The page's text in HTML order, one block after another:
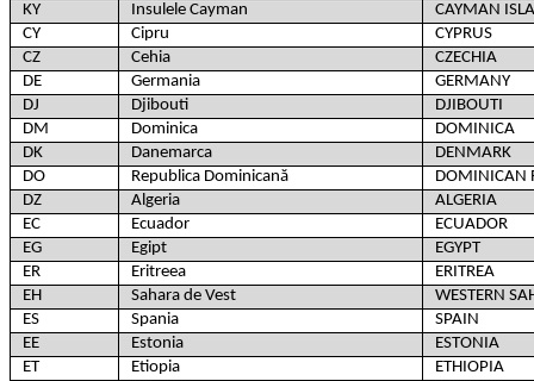
KY
Insulele Cayman
CAYMAN
CY
Cipru
CYPRUS
CZ
Cehia
CZECHIA
DE
Germania
GERMANY
DJ
Djibouti
DJIBOUTI
DM
Dominica
DOMINICA
DK
Danemarca
DENMARK
DO
Republica Dominicană
DOMINICAN
DZ
Algeria
ALGERIA
EC
Ecuador
ECUADOR
EG
Egipt
EGYPT
ER
Eritreea
ERITREA
EH
Sahara de Vest
WESTERN
ES
Spania
SPAIN
EE
Estonia
ESTONIA
ET
Etiopia
ETHIOPIA